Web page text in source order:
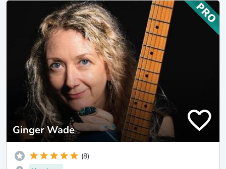
Ginger Wade
(8)